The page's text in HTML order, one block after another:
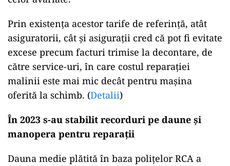
Prin existența acestor tarife de referință, atât
asiguratorii, cât și asigurații cred că pot fi evitate
excese precum facturi trimise la decontare, de
către service-uri, în care costul reparației
malinii este mai mic decât pentru mașina
oferită la schimb. (Detalii)
În 2023 s-au stabilit recorduri pe daune și
manopera pentru reparații
Dauna medie plătită în baza polițelor RCA a